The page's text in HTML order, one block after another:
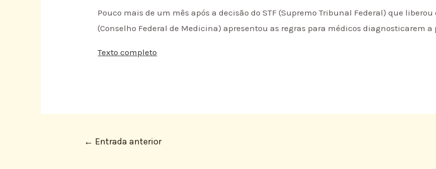
Pouco mais de um mês após a decisão do STF (Supremo Tribunal Federal) que liberou
(Conselho Federal de Medicina) apresentou as regras para médicos diagnosticarem a
Texto completo
← Entrada anterior